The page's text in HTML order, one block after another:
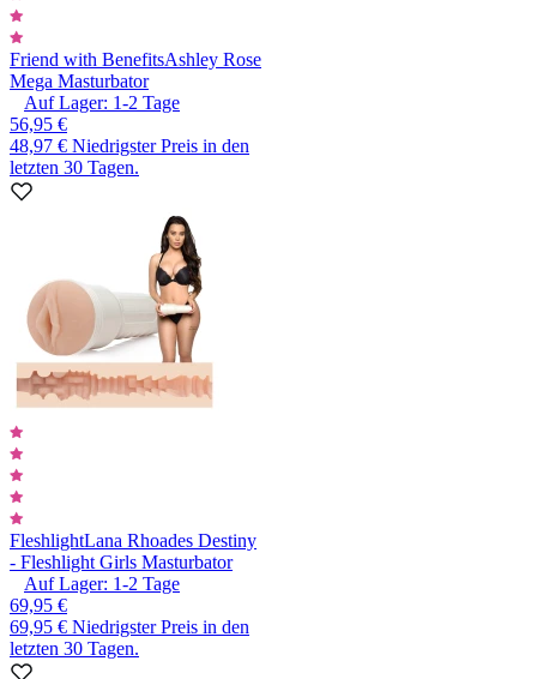
Friend with BenefitsAshley Rose
Mega Masturbator
Auf Lager: 1-2 Tage
56,95 €
48,97 € Niedrigster Preis in den
letzten 30 Tagen.
FleshlightLana Rhoades Destiny
- Fleshlight Girls Masturbator
Auf Lager: 1-2 Tage
69,95 €
69,95 € Niedrigster Preis in den
letzten 30 Tagen.